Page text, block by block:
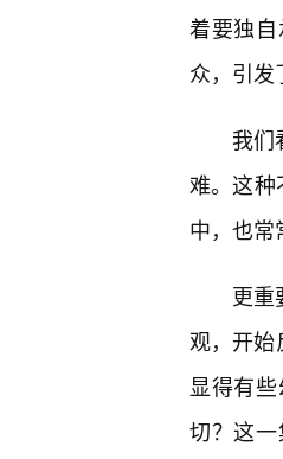
着要独
众，引发
我们
难。这
中，也常
更重
观，开
显得有
切？这